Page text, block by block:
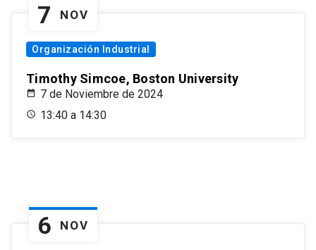
7 NOV
Organización Industrial
Timothy Simcoe, Boston University
7 de Noviembre de 2024
13:40 a 14:30
6 NOV